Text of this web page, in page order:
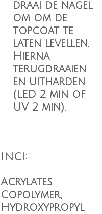
draai de nagel
om om de
topcoat te
laten levellen.
Hierna
terugdraaien
en uitharden
(LED 2 min of
UV 2 min).
INCI:
Acrylates
Copolymer,
Hydroxypropyl